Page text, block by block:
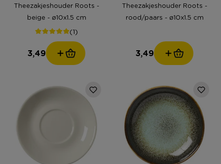
Theezakjeshouder Roots -
beige - ø10x1.5 cm
(1)
3,49
Theezakjeshouder Roots -
rood/paars - ø10x1.5 cm
3,49